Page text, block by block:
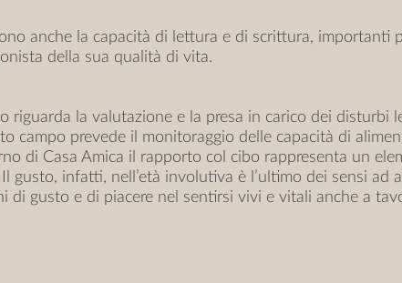
anche la capacità di lettura e di scrittura, importanti
della sua qualità di vita.
riguarda la valutazione e la presa in carico dei disturbi
campo prevede il monitoraggio delle capacità di
di Casa Amica il rapporto col cibo rappresenta un
gusto, infatti, nell’età involutiva è l’ultimo dei sensi ad
di gusto e di piacere nel sentirsi vivi e vitali anche a